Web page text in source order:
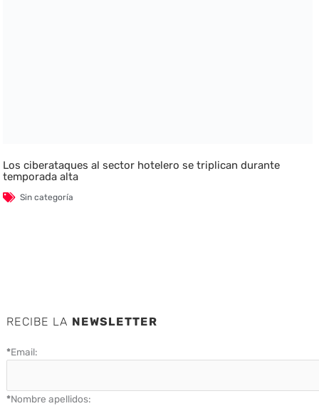
Los ciberataques al sector hotelero se triplican durante
temporada alta
Sin categoría
RECIBE LA NEWSLETTER
*Email:
*Nombre apellidos: